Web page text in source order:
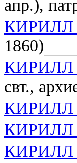
апр.),
КИРИЛЛ
1860)
КИРИЛЛ
свт.,
КИРИЛЛ
КИРИЛЛ
КИРИЛЛ